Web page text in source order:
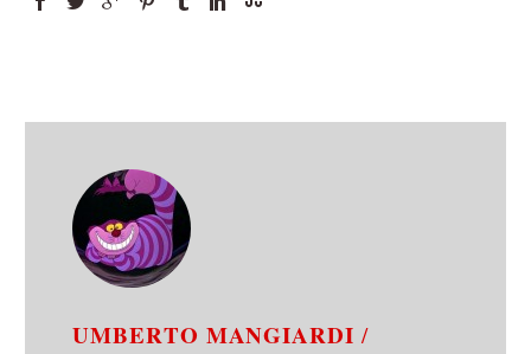
UMBERTO MANGIARDI/